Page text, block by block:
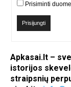
Prisiminti
Prisijungti
Apkasai.lt –
istorijos
straipsnių